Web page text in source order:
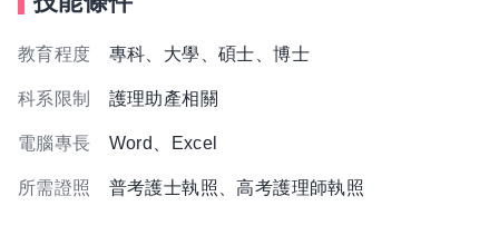
教育程度 專科、大學、碩士、博士
科系限制 護理助產相關
電腦專長 Word、Excel
所需證照 普考護士執照、高考護理師執照